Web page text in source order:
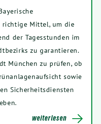
richtige Mittel, um die
der Tagesstunden im
zu garantieren.
München zu prüfen, ob
sowie
Sicherheitsdiensten
weiterlesen